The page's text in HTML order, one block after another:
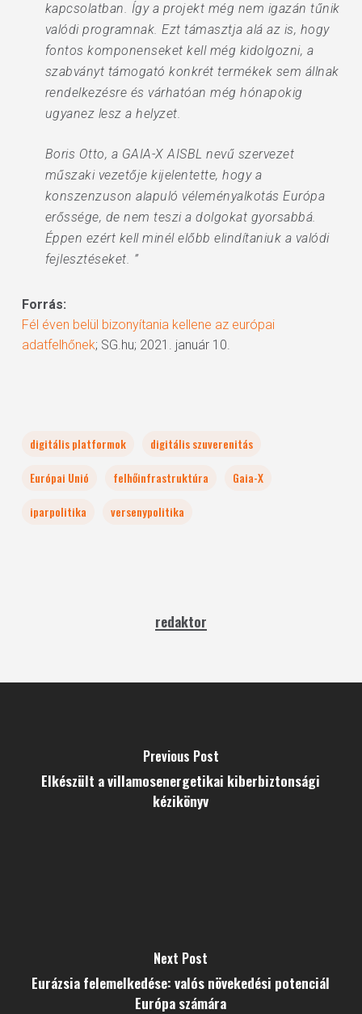
kapcsolatban. Így a projekt még nem igazán tűnik
valódi programnak. Ezt támasztja alá az is, hogy
fontos komponenseket kell még kidolgozni, a
szabványt támogató konkrét termékek sem állnak
rendelkezésre és várhatóan még hónapokig
ugyanez lesz a helyzet.
Boris Otto, a GAIA-X AISBL nevű szervezet
műszaki vezetője kijelentette, hogy a
konszenzuson alapuló véleményalkotás Európa
erőssége, de nem teszi a dolgokat gyorsabbá.
Éppen ezért kell minél előbb elindítaniuk a valódi
fejlesztéseket. ”
Forrás:
Fél éven belül bizonyítania kellene az európai
adatfelhőnek; SG.hu; 2021. január 10.
digitális platformok
digitális szuverenitás
Európai Unió
felhőinfrastruktúra
Gaia-X
iparpolitika
versenypolitika
redaktor
Previous Post
Elkészült a villamosenergetikai kiberbiztonsági
kézikönyv
Next Post
Eurázsia felemelkedése: valós növekedési potenciál
Európa számára